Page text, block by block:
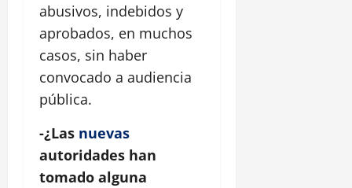
abusivos, indebidos y
aprobados, en muchos
casos, sin haber
convocado a audiencia
pública.
-¿Las nuevas
autoridades han
tomado alguna